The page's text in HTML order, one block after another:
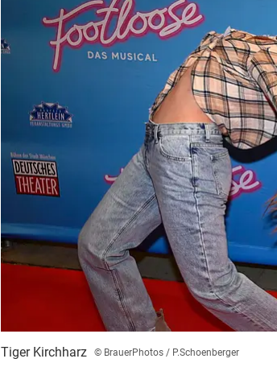
Tiger Kirchharz © BrauerPhotos / P.Schoenberger